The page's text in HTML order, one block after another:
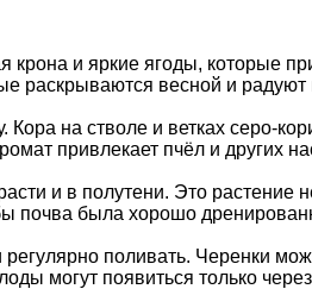
крона и яркие ягоды, которые
раскрываются весной и радуют
на стволе и ветках серо-
привлекает пчёл и других
и в полутени. Это растение
почва была хорошо
поливать. Черенки
могут появиться только через